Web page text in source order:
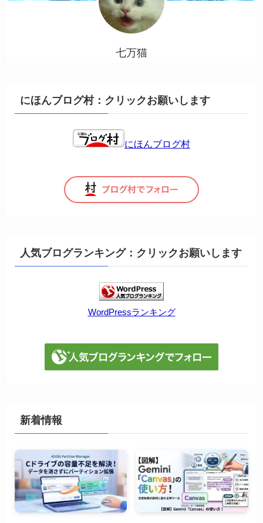
七万猫
にほんブログ村：クリックお願いします
にほんブログ村
人気ブログランキング：クリックお願いします
WordPressランキング
新着情報